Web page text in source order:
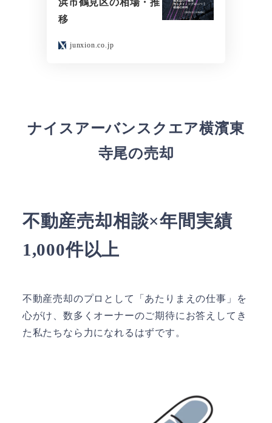
移
junxion.co.jp
ナイスアーバンスクエア横濱東
寺尾の売却
不動産売却相談×年間実績
1,000件以上
不動産売却のプロとして「あたりまえの仕事」を
心がけ、数多くオーナーのご期待にお答えしてき
た私たちなら力になれるはずです。